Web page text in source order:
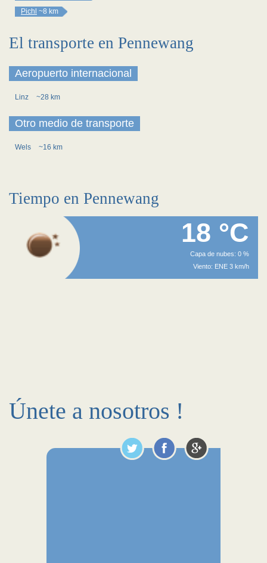
Pichl ~8 km
El transporte en Pennewang
Aeropuerto internacional
Linz ~28 km
Otro medio de transporte
Wels ~16 km
Tiempo en Pennewang
18 °C
Capa de nubes: 0 %
Viento: ENE 3 km/h
Únete a nosotros !